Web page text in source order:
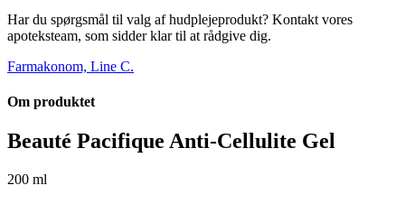
Har du spørgsmål til valg af hudplejeprodukt? Kontakt vores
apoteksteam, som sidder klar til at rådgive dig.
Farmakonom, Line C.
Om produktet
Beauté Pacifique Anti-Cellulite Gel
200 ml